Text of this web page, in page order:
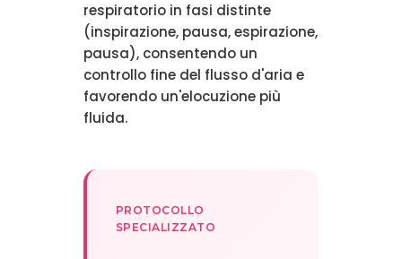
respiratorio in fasi distinte
(inspirazione, pausa, espirazione,
pausa), consentendo un
controllo fine del flusso d'aria e
favorendo un'elocuzione più
fluida.
PROTOCOLLO
SPECIALIZZATO